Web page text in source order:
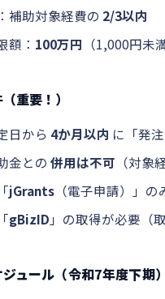
補助対象経費の 2/3以内
額： 100万円 （1,000円未
重要！）
日から 4か月以内 に「発
金との 併用は不可 （対象
jGrants （電子申請）」の
gBizID 」の取得が必要（
ュール（令和7年度下期）